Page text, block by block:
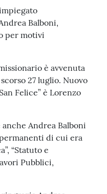
Balboni,
per motivi
è avvenuta
27 luglio. Nuovo
Felice” è Lorenzo
Andrea Balboni
di cui era
“Statuto e
Pubblici,